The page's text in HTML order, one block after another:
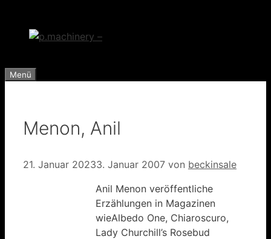
springen
Menü
Menon, Anil
21. Januar 20233. Januar 2007 von beckinsale
Anil Menon veröffentliche
Erzählungen in Magazinen
wieAlbedo One, Chiaroscuro,
Lady Churchill’s Rosebud